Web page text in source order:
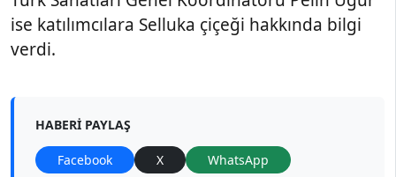
ise katılımcılara Selluka çiçeği hakkında bilgi
verdi.
HABERI PAYLAŞ
Facebook X WhatsApp